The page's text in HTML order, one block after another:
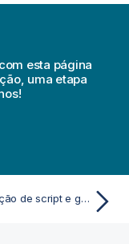
esta página
uma etapa
Ord – função de script e gráfico